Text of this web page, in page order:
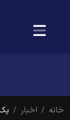
خانه
اخبار